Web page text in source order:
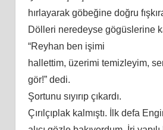
hırlayarak göbeğinedoğru
Dölleri neredeyse gögüslerine
“Reyhan ben işimi
hallettim, üzerimi temizleyim,
gör!” dedi.
Şortunu sıyırıp çıkardı.
Çırılçıplak kalmıştı. İlk defa